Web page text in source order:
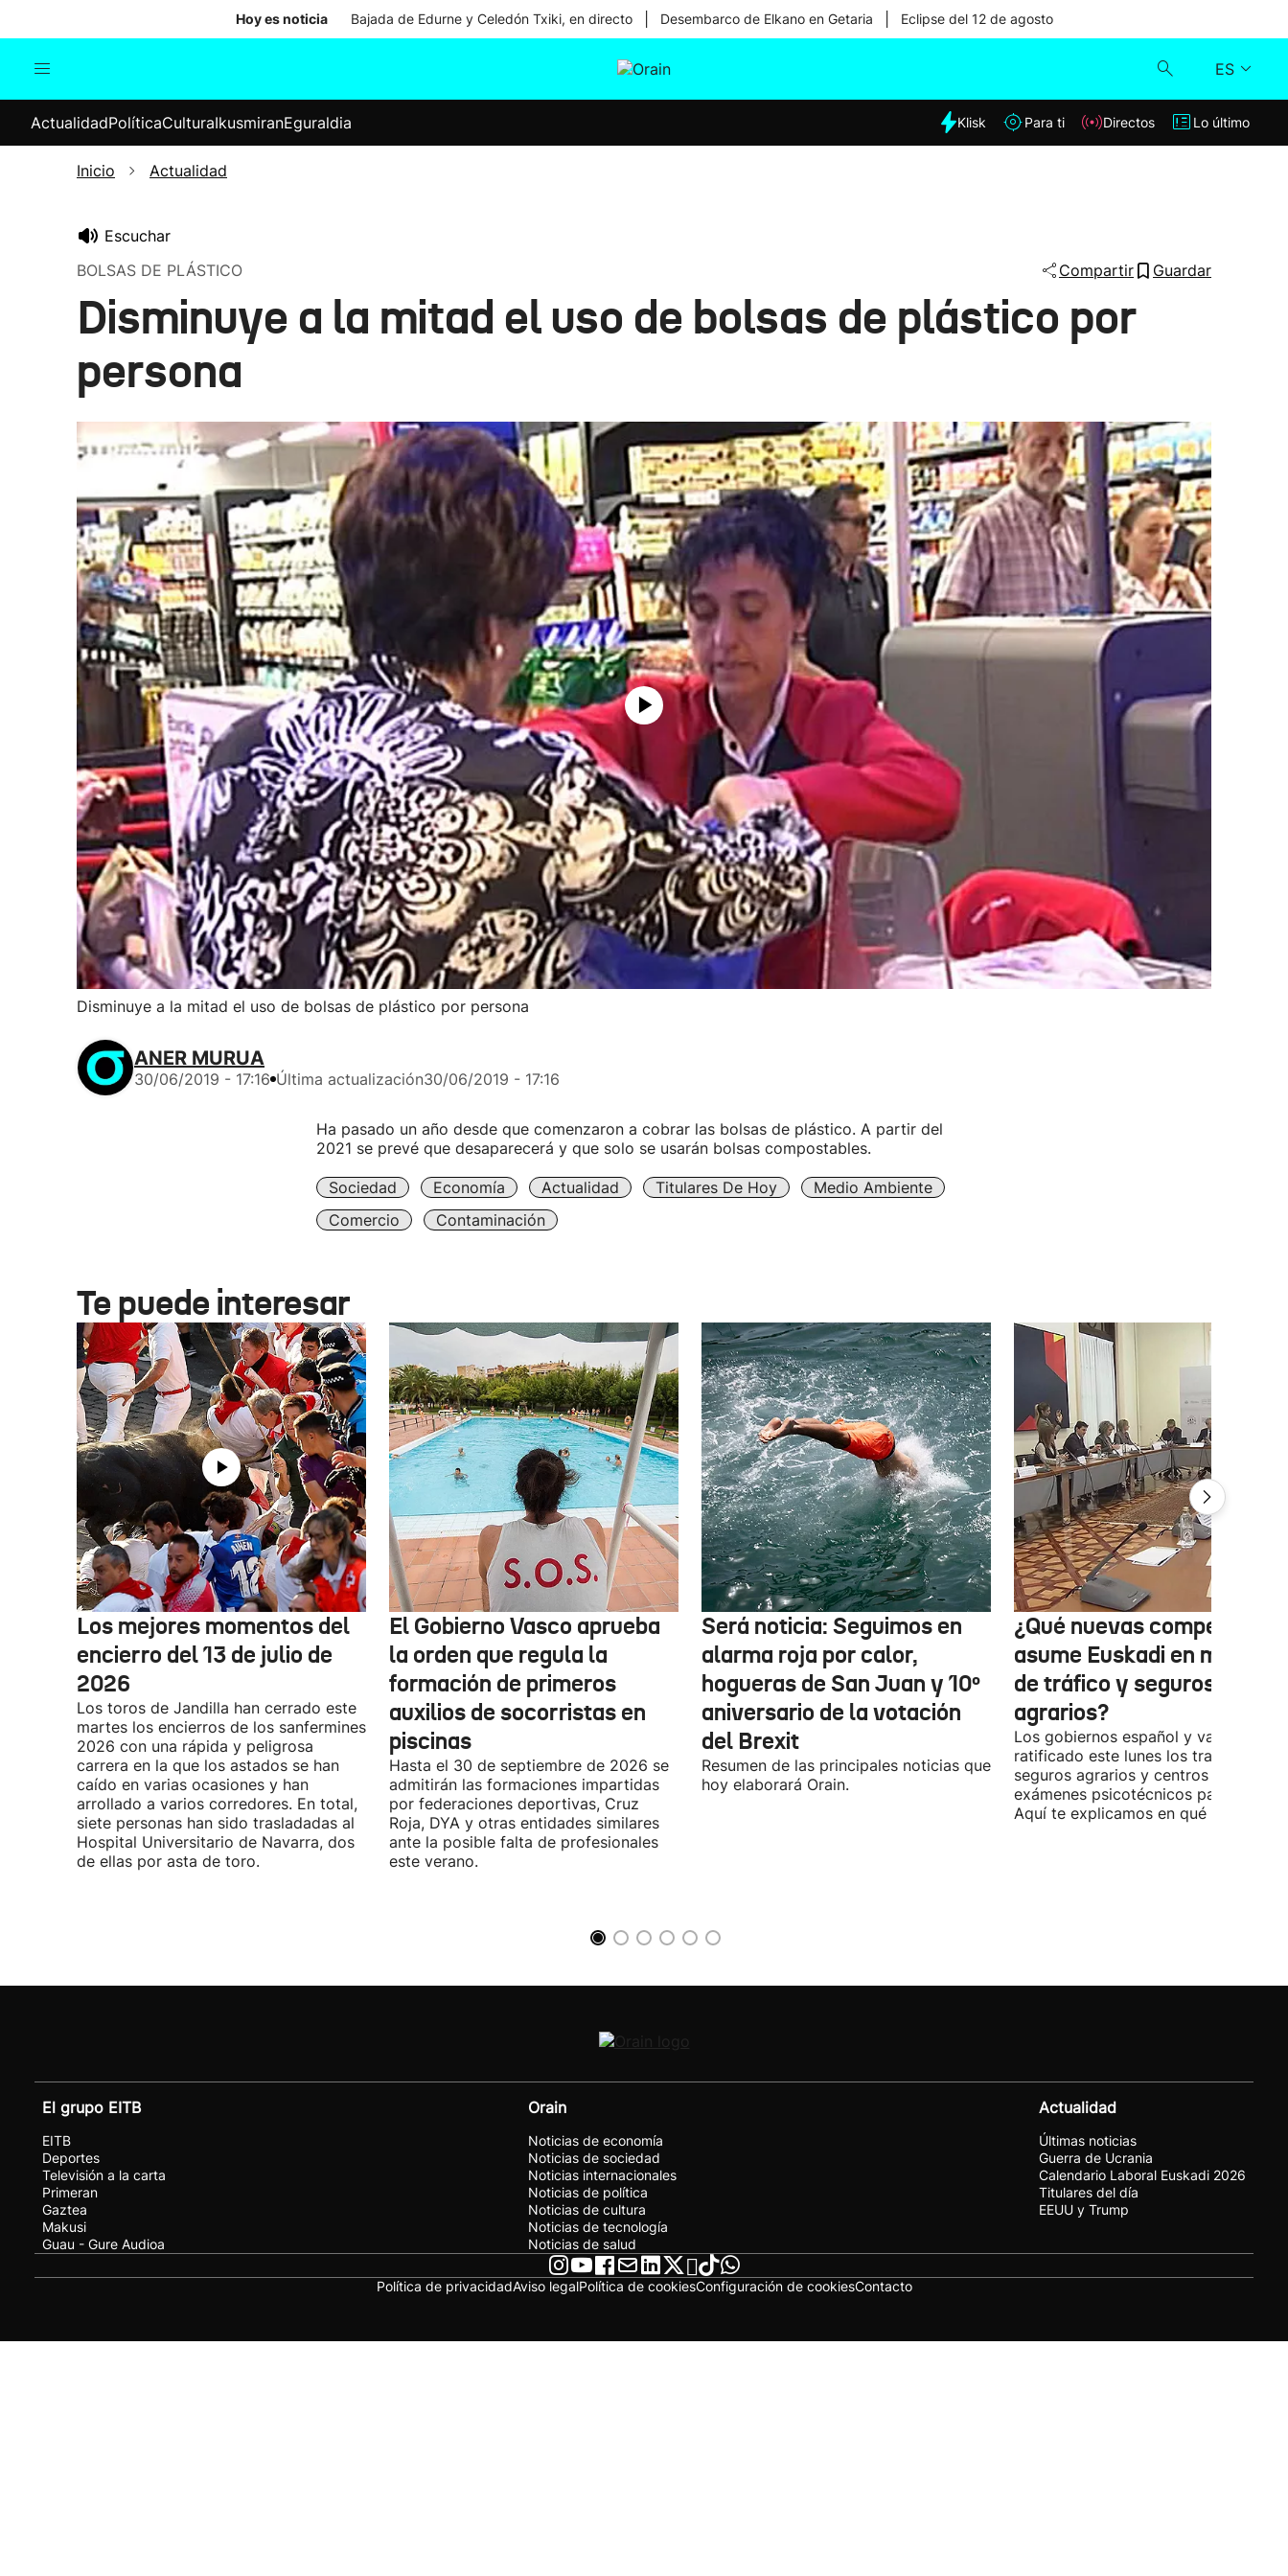
Hoy es noticia Bajada de Edurne y Celedón Txiki, en directo Desembarco de Elkano en Getaria Eclipse del 12 de agosto
ES
Internacional
Elecciones
Klisk
ActualidadPolíticaCulturaIkusmiranEguraldia Klisk Para ti Directos Lo último
Inicio Actualidad
Escuchar
BOLSAS DE PLÁSTICO
Compartir Guardar
Disminuye a la mitad el uso de bolsas de plástico por
persona
Disminuye a la mitad el uso de bolsas de plástico por persona
ANER MURUA
30/06/2019 - 17:16 Última actualización30/06/2019 - 17:16
Ha pasado un año desde que comenzaron a cobrar las bolsas de plástico. A partir del
2021 se prevé que desaparecerá y que solo se usarán bolsas compostables.
Sociedad Economía Actualidad Titulares De Hoy
Medio Ambiente
Comercio
Contaminación
Te puede interesar
Los mejores momentos del
encierro del 13 de julio de
2026
Los toros de Jandilla han cerrado este
martes los encierros de los sanfermines
2026 con una rápida y peligrosa
carrera en la que los astados se han
caído en varias ocasiones y han
arrollado a varios corredores. En total,
siete personas han sido trasladadas al
Hospital Universitario de Navarra, dos
de ellas por asta de toro.
El Gobierno Vasco aprueba
la orden que regula la
formación de primeros
auxilios de socorristas en
piscinas
Hasta el 30 de septiembre de 2026 se
admitirán las formaciones impartidas
por federaciones deportivas, Cruz
Roja, DYA y otras entidades similares
ante la posible falta de profesionales
este verano.
Será noticia: Seguimos en
alarma roja por calor,
hogueras de San Juan y 10º
aniversario de la votación
del Brexit
Resumen de las principales noticias que
hoy elaborará Orain.
¿Qué nuevas
asume Euskadi en materia
de tráfico y seguros
agrarios?
Los gobiernos español y vasco han
ratificado este lunes los traspasos de
seguros agrarios y centros de
exámenes psicotécnicos para
Aquí te explicamos en qué consisten.
El grupo EITB
EITB
Deportes
Televisión a la carta
Primeran
Gaztea
Makusi
Guau - Gure Audioa
Orain
Noticias de economía
Noticias de sociedad
Noticias internacionales
Noticias de política
Noticias de cultura
Noticias de tecnología
Noticias de salud
Actualidad
Últimas noticias
Guerra de Ucrania
Calendario Laboral Euskadi 2026
Titulares del día
EEUU y Trump
Política de privacidadAviso legalPolítica de cookiesConfiguración de cookiesContacto